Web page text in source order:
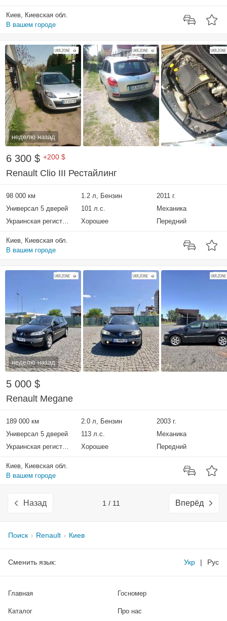
Киев, Киевская обл.
В вашем городе
неделю назад
6 300 $ +200 $
Renault Clio III Рестайлинг
98 000 км 1.2 л, Бензин
2011 г.
Универсал 5 дверей
101 л.с.
Механика
Украинская регистрация
Хорошее Передний
Киев, Киевская обл.
В вашем городе
неделю назад
5 000 $
Renault Megane
189 000 км 2.0 л, Бензин
2003 г.
Универсал 5 дверей
113 л.с.
Механика
Украинская регистрация
Хорошее Передний
Киев, Киевская обл.
В вашем городе
Назад 1 / 11 Вперёд
Поиск Renault Киев
Сменить язык: Укр | Рус
Главная
Каталог
Госномер
Про нас